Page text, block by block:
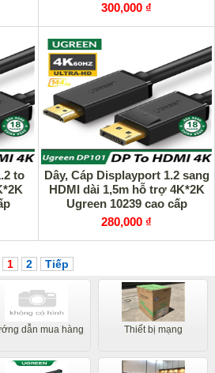
300,000 ₫
to
Dây, Cáp Displayport 1.2 sang
HDMI dài 1,5m hỗ trợ 4K*2K
Ugreen 10239 cao cấp
280,000 ₫
1 2 Tiếp
dẫn mua hàng Thiết bị mạng